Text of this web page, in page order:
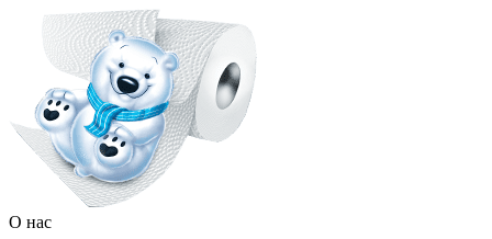
О нас